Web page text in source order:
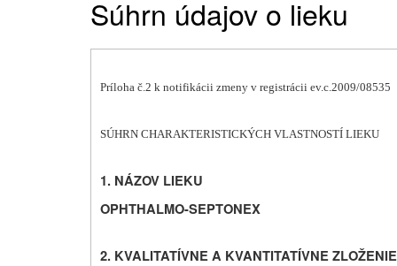
Súhrn údajov o lieku
Príloha č.2 k notifikácii zmeny v registrácii ev.c.2009/08535
SÚHRN CHARAKTERISTICKÝCH VLASTNOSTÍ LIEKU
1. NÁZOV LIEKU
OPHTHALMO-SEPTONEX
2. KVALITATÍVNE A KVANTITATÍVNE ZLOŽENIE